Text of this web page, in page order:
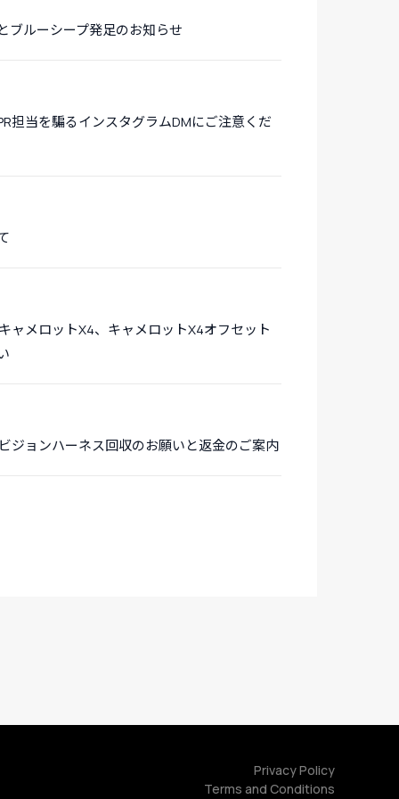
ブルーシープ発足のお知らせ
担当を騙るインスタグラムDMにご注意くだ
ャメロットX4、キャメロットX4オフセット
ジョンハーネス回収のお願いと返金のご案内
Privacy Policy
Terms and Conditions